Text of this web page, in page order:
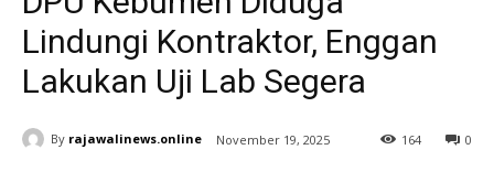
Lindungi Kontraktor, Enggan
Lakukan Uji Lab Segera
By rajawalinews.online November 19, 2025 0
164